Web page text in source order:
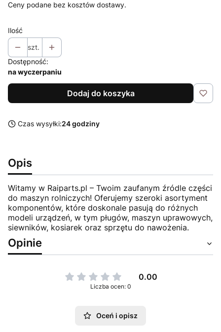
Ceny podane bez kosztów dostawy.
Ilość
szt.
Dostępność:
na wyczerpaniu
Dodaj do koszyka
Czas wysyłki:24 godziny
Opis
Witamy w Raiparts.pl – Twoim zaufanym źródle części
do maszyn rolniczych! Oferujemy szeroki asortyment
komponentów, które doskonale pasują do różnych
modeli urządzeń, w tym pługów, maszyn uprawowych,
siewników, kosiarek oraz sprzętu do nawożenia.
Opinie
0.00
Liczba ocen: 0
Oceń i opisz